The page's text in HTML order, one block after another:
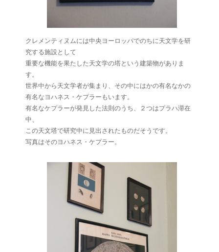
クレメンティヌムには中央ヨーロッパでのちに天文学を研
究する施設として
重要な機能を果たした天文学の塔という建築物がありま
す。
世界中から天文学者が集まり、その中にはかの有名なかの
有名なヨハネス・ケプラーもいます。
有名なケプラーが発見した法則のうち、２つはプラハ滞在
中、
この天文塔で研究中に見出されたものだそうです。
写真はそのヨハネス・ケプラー。